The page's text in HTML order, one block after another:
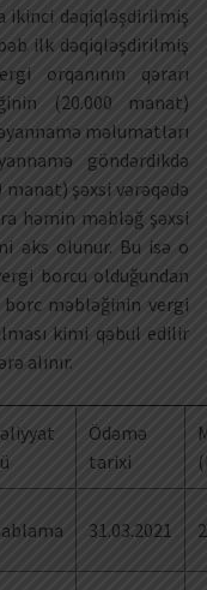
ikinci dəqiqləşdirilmiş
ilk dəqiqləşdirilmiş
orqanının qərarı
(20.000 manat)
məlumatları
göndərdikdə
şəxsi vərəqədə
həmin məbləğ şəxsi
əks olunur. Bu isə o
borcu olduğundan
məbləğinin vergi
kimi qəbul edilir
alınır.
Ödəmə
tarixi
31.03.2021